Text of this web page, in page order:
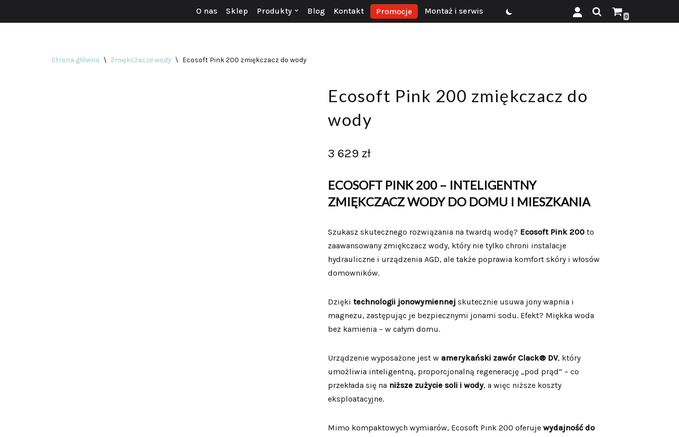
O nas Sklep Produkty Blog Kontakt Promocje Montaż i serwis
0
Strona główna \ Zmiękczacze wody \ Ecosoft Pink 200 zmiękczacz do wody
Ecosoft Pink 200 zmiękczacz do
wody
3 629 zł
ECOSOFT PINK 200 – INTELIGENTNY
ZMIĘKCZACZ WODY DO DOMU I MIESZKANIA
Szukasz skutecznego rozwiązania na twardą wodę? Ecosoft Pink 200 to
zaawansowany zmiękczacz wody, który nie tylko chroni instalacje
hydrauliczne i urządzenia AGD, ale także poprawia komfort skóry i włosów
domowników.
Dziękitechnologii jonowymiennej skutecznie usuwa jony wapnia i
magnezu, zastępując je bezpiecznymi jonami sodu. Efekt? Miękka woda
bez kamienia – w całym domu.
Urządzenie wyposażone jest w amerykański zawór Clack® DV, który
umożliwia inteligentną, proporcjonalną regenerację „pod prąd” – co
przekłada się na niższe zużycie soli i wody, a więc niższe koszty
eksploatacyjne.
Mimo kompaktowych wymiarów, Ecosoft Pink 200 oferujewydajność do